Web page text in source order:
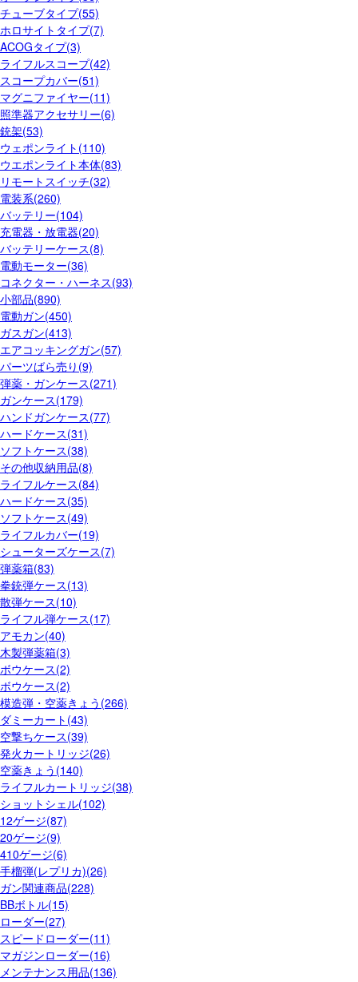
チューブタイプ(55)
ホロサイトタイプ(7)
ACOGタイプ(3)
ライフルスコープ(42)
スコープカバー(51)
マグニファイヤー(11)
照準器アクセサリー(6)
銃架(53)
ウェポンライト(110)
ウエポンライト本体(83)
リモートスイッチ(32)
電装系(260)
バッテリー(104)
充電器・放電器(20)
バッテリーケース(8)
電動モーター(36)
コネクター・ハーネス(93)
小部品(890)
電動ガン(450)
ガスガン(413)
エアコッキングガン(57)
パーツばら売り(9)
弾薬・ガンケース(271)
ガンケース(179)
ハンドガンケース(77)
ハードケース(31)
ソフトケース(38)
その他収納用品(8)
ライフルケース(84)
ハードケース(35)
ソフトケース(49)
ライフルカバー(19)
シューターズケース(7)
弾薬箱(83)
拳銃弾ケース(13)
散弾ケース(10)
ライフル弾ケース(17)
アモカン(40)
木製弾薬箱(3)
ボウケース(2)
ボウケース(2)
模造弾・空薬きょう(266)
ダミーカート(43)
空撃ちケース(39)
発火カートリッジ(26)
空薬きょう(140)
ライフルカートリッジ(38)
ショットシェル(102)
12ゲージ(87)
20ゲージ(9)
410ゲージ(6)
手榴弾(レプリカ)(26)
ガン関連商品(228)
BBボトル(15)
ローダー(27)
スピードローダー(11)
マガジンローダー(16)
メンテナンス用品(136)